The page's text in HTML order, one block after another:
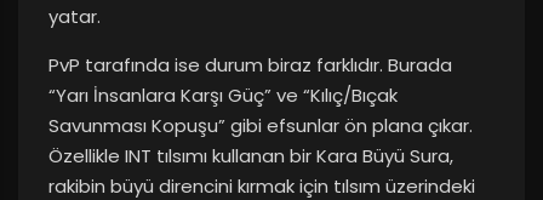
yatar.
PvP tarafında ise durum biraz farklıdır. Burada
“Yarı İnsanlara Karşı Güç” ve “Kılıç/Bıçak
Savunması Kopuşu” gibi efsunlar ön plana çıkar.
Özellikle INT tılsımı kullanan bir Kara Büyü Sura,
rakibin büyü direncini kırmak için tılsım üzerindeki